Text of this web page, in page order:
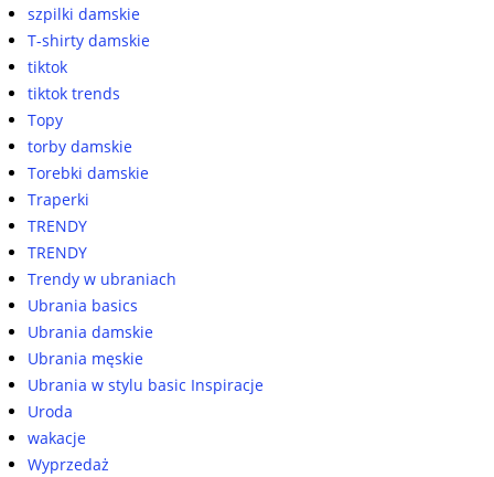
szpilki damskie
T-shirty damskie
tiktok
tiktok trends
Topy
torby damskie
Torebki damskie
Traperki
TRENDY
TRENDY
Trendy w ubraniach
Ubrania basics
Ubrania damskie
Ubrania męskie
Ubrania w stylu basic Inspiracje
Uroda
wakacje
Wyprzedaż